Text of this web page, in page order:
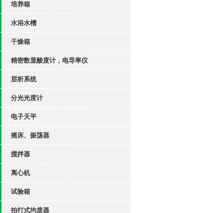
培养箱
水浴水槽
干燥箱
精密数显酸度计，电导率仪
层析系统
分光光度计
电子天平
摇床、振荡器
搅拌器
离心机
试验箱
拍打式均质器